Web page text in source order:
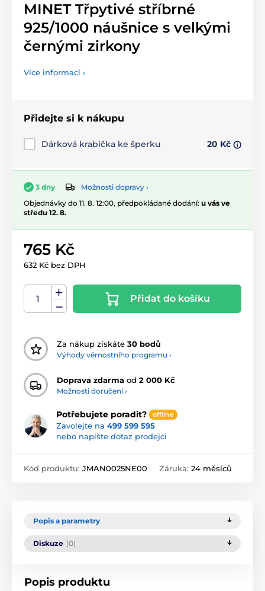
MINET Třpytivé stříbrné
925/1000 náušnice s velkými
černými zirkony
Více informací ›
Přidejte si k nákupu
Dárková krabička ke šperku 20 Kč
3 dny
Možnosti dopravy ›
Objednávky do 11. 8. 12:00, předpokládané dodání: u vás ve
středu 12. 8.
765 Kč
632 Kč bez DPH
Přidat do košíku
Za nákup získáte 30 bodů
Výhody věrnostního programu ›
Doprava zdarma od 2 000 Kč
Možnosti doručení ›
Potřebujete poradit? offline
Zavolejte na 499 599 595
nebo napište dotaz prodejci
Kód produktu: JMAN0025NE00 Záruka: 24 měsíců
Popis a parametry
Diskuze (0)
Popis produktu